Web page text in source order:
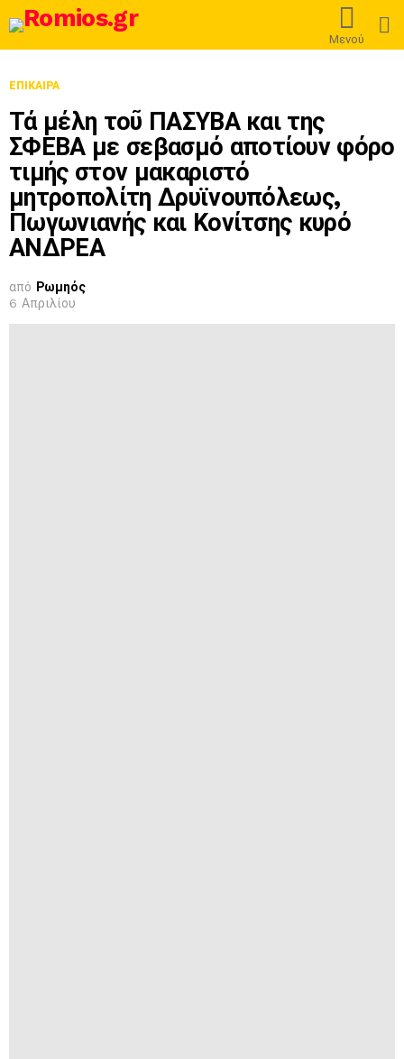
Μενού
ΕΠΊΚΑΙΡΑ
Τά μέλη τοῦ ΠΑΣΥΒΑ και της
ΣΦΕΒΑ με σεβασμό αποτίουν φόρο
τιμής στον μακαριστό
μητροπολίτη Δρυϊνουπόλεως,
Πωγωνιανής και Κονίτσης κυρό
ΑΝΔΡΕΑ
από Ρωμηός
6 Απριλίου